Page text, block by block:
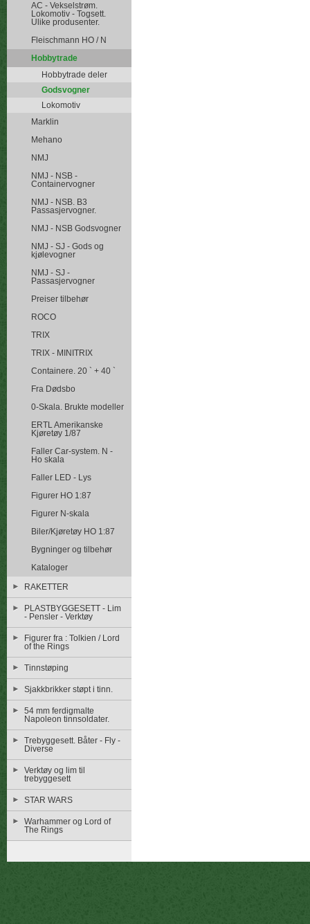
AC - Vekselstrøm.
Lokomotiv - Togsett.
Ulike produsenter.
Fleischmann HO / N
Hobbytrade
Hobbytrade deler
Godsvogner
Lokomotiv
Marklin
Mehano
NMJ
NMJ - NSB -
Containervogner
NMJ - NSB. B3
Passasjervogner.
NMJ - NSB Godsvogner
NMJ - SJ - Gods og
kjølevogner
NMJ - SJ -
Passasjervogner
Preiser tilbehør
ROCO
TRIX
TRIX - MINITRIX
Containere. 20 ` + 40 `
Fra Dødsbo
0-Skala. Brukte modeller
ERTL Amerikanske
Kjøretøy 1/87
Faller Car-system. N -
Ho skala
Faller LED - Lys
Figurer HO 1:87
Figurer N-skala
Biler/Kjøretøy HO 1:87
Bygninger og tilbehør
Kataloger
RAKETTER
PLASTBYGGESETT - Lim
- Pensler - Verktøy
Figurer fra : Tolkien / Lord
of the Rings
Tinnstøping
Sjakkbrikker støpt i tinn.
54 mm ferdigmalte
Napoleon tinnsoldater.
Trebyggesett. Båter - Fly -
Diverse
Verktøy og lim til
trebyggesett
STAR WARS
Warhammer og Lord of
The Rings